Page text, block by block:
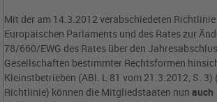
Mit der am 14.3.2012 verabschiedeten
Europäischen Parlaments und des Rates zur
78/660/EWG des Rates über den
Gesellschaften bestimmter Rechtsformen
Kleinstbetrieben (ABl. L 81 vom 21.3.2012, S.
Richtlinie) können die Mitgliedstaaten nunauch